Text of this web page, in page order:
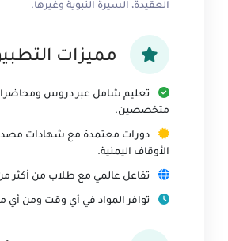
العقيدة، السيرة النبوية وغيرها.
مميزات
تعليم شامل عبر دروس
متخصصين.
دورات معتمدة مع شهادات
الأوقاف اليمنية.
تفاعل عالمي مع طلاب من أكثر من 170
توافر المواد في أي وقت ومن أي